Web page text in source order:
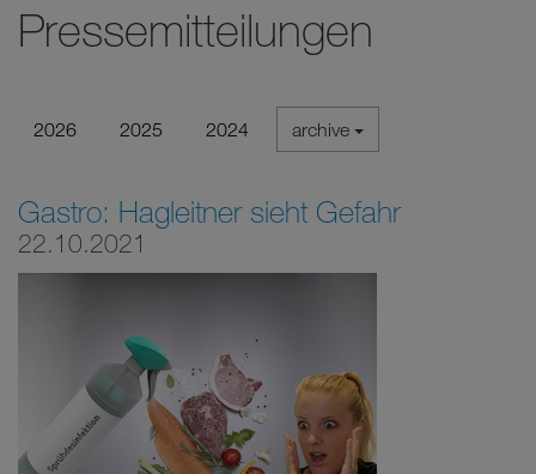
Pressemitteilungen
2026 2025 2024 archive
Gastro: Hagleitner sieht Gefahr
22.10.2021